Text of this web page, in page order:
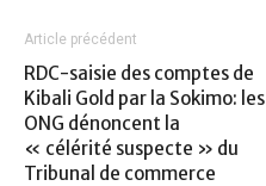
Article précédent
RDC-saisie des comptes de
Kibali Gold par la Sokimo: les
ONG dénoncent la
« célérité suspecte » du
Tribunal de commerce